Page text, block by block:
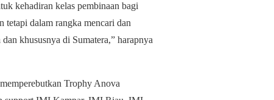
kehadiran kelas pembinaan bagi
tetapi dalam rangka mencari dan
khususnya di Sumatera,” harapnya
Trophy Anova